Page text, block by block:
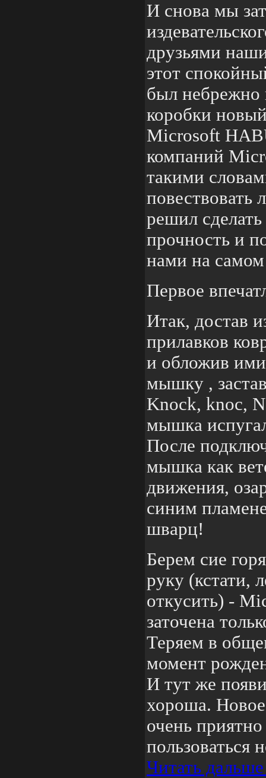
И снова мы
друзьями
этот
был небрежно
коробки
Microsoft
компаний
такими
решил
прочность и
нами на самом
Первое
Итак, достав
прилавков
и обложив
мышку ,
Knock, knoc,
мышка
После
мышка как
движения,
синим
шварц!
Берем сие
руку (кстати,
откусить) -
заточена
Теряем в
момент
И тут же
хороша.
очень
пользоваться
Читать